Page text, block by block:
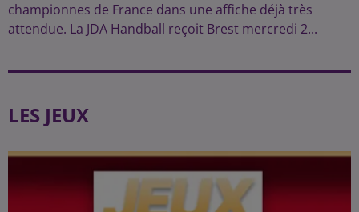
championnes de France dans une affiche déjà très
attendue. La JDA Handball reçoit Brest mercredi 2...
LES JEUX